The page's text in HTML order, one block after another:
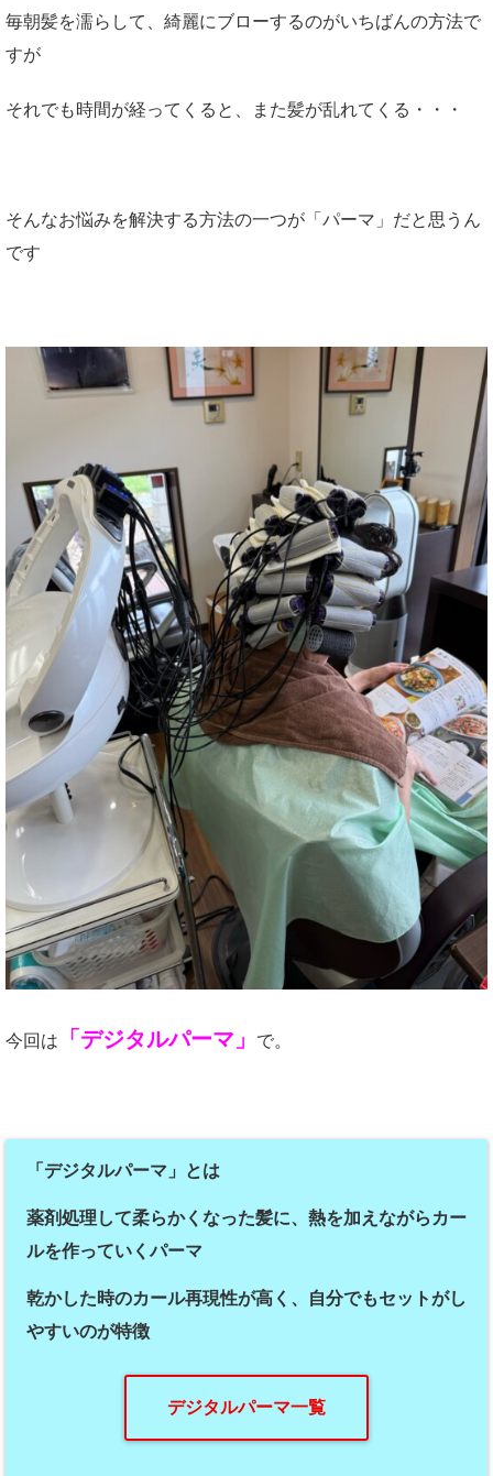
毎朝髪を濡らして、綺麗にブローするのがいちばんの方法で
すが
それでも時間が経ってくると、また髪が乱れてくる・・・
そんなお悩みを解決する方法の一つが「パーマ」だと思うん
です
今回は 「デジタルパーマ」 で。
「デジタルパーマ」とは
薬剤処理して柔らかくなった髪に、熱を加えながらカー
ルを作っていくパーマ
乾かした時のカール再現性が高く、自分でもセットがし
やすいのが特徴
デジタルパーマ一覧